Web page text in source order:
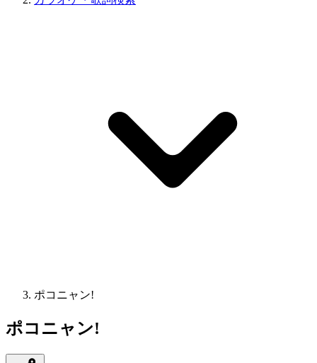
ポコニャン!
ポコニャン!